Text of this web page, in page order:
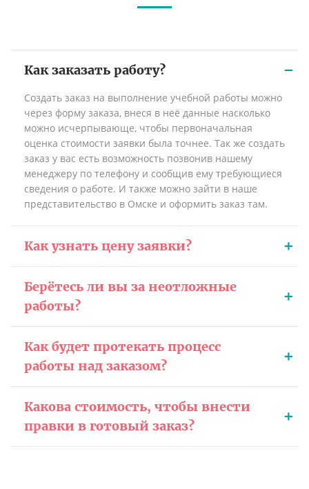
Как заказать работу?
Создать заказ на выполнение учебной работы можно
через форму заказа, внеся в неё данные насколько
можно исчерпывающе, чтобы первоначальная
оценка стоимости заявки была точнее. Так же создать
заказ у вас есть возможность позвонив нашему
менеджеру по телефону и сообщив ему требующиеся
сведения о работе. И также можно зайти в наше
представительство в Омске и оформить заказ там.
Как узнать цену заявки?
Берётесь ли вы за неотложные
работы?
Как будет протекать процесс
работы над заказом?
Какова стоимость, чтобы внести
правки в готовый заказ?